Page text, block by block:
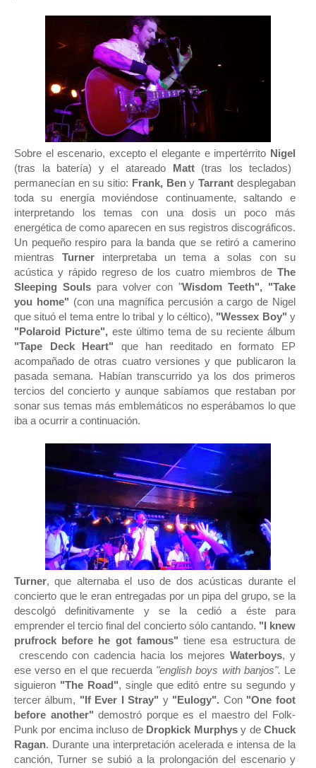
Sobre el escenario, excepto el elegante e impertérrito Nigel
(tras la batería) y el atareado
Matt(tras los teclados)
permanecían en su sitio: Frank, Beny Tarrant desplegaban
toda su energía moviéndose continuamente, saltando e
interpretando los temas con una dosis un poco más
energética de como aparecen en sus registros discográficos.
Un pequeño respiro para la banda que se retiró a camerino
mientras Turner interpretaba un tema a solas con su
acústica y rápido regreso de los cuatro miembros de The
Sleeping Souls para volver con "Wisdom Teeth", "Take
you home" (con una magnífica percusión a cargo de Nigel
que situó el tema entre lo tribal y lo céltico), "Wessex Boy" y
"Polaroid Picture", este último tema de su reciente álbum
"Tape Deck Heart" que han reeditado en formato EP
acompañado de otras cuatro versiones y que publicaron la
pasada semana. Habían transcurrido ya los dos primeros
tercios del concierto y aunque sabíamos que restaban por
sonar sus temas más emblemáticos no esperábamos lo que
iba a ocurrir a continuación.
Turner, que alternaba el uso de dos acústicas durante el
concierto que le eran entregadas por un pipa del grupo, se la
descolgó definitivamente y se la cedió a éste para
emprender el tercio final del concierto sólo cantando. "I knew
prufrock before he got famous"tiene esa estructura de
crescendo con cadencia hacia los mejoresWaterboys, y
ese verso en el que recuerda "english boys with banjos". Le
siguieron "The Road", single que editó entre su segundo y
tercer álbum, "If Ever I Stray" y "Eulogy". Con "One foot
before another" demostró porque es el maestro del Folk-
Punk por encima incluso de Dropkick Murphysy de Chuck
Ragan. Durante una interpretación acelerada e intensa de la
canción, Turner se subió a la prolongación del escenario y